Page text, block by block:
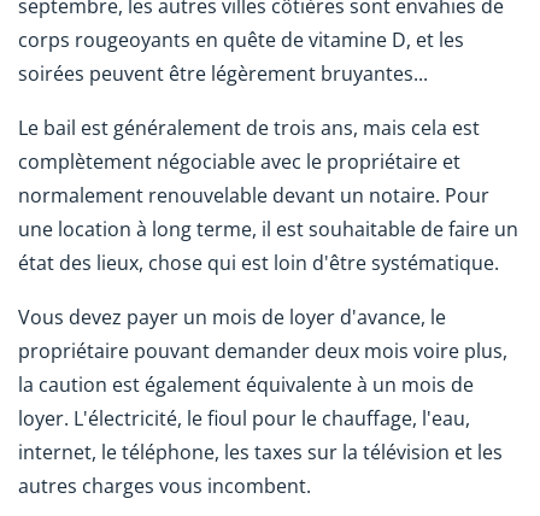
septembre, les autres villes côtières sont envahies de
corps rougeoyants en quête de vitamine D, et les
soirées peuvent être légèrement bruyantes...
Le bail est généralement de trois ans, mais cela est
complètement négociable avec le propriétaire et
normalement renouvelable devant un notaire. Pour
une location à long terme, il est souhaitable de faire un
état des lieux, chose qui est loin d'être systématique.
Vous devez payer un mois de loyer d'avance, le
propriétaire pouvant demander deux mois voire plus,
la caution est également équivalente à un mois de
loyer. L'électricité, le fioul pour le chauffage, l'eau,
internet, le téléphone, les taxes sur la télévision et les
autres charges vous incombent.